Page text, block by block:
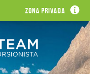
Zona privada